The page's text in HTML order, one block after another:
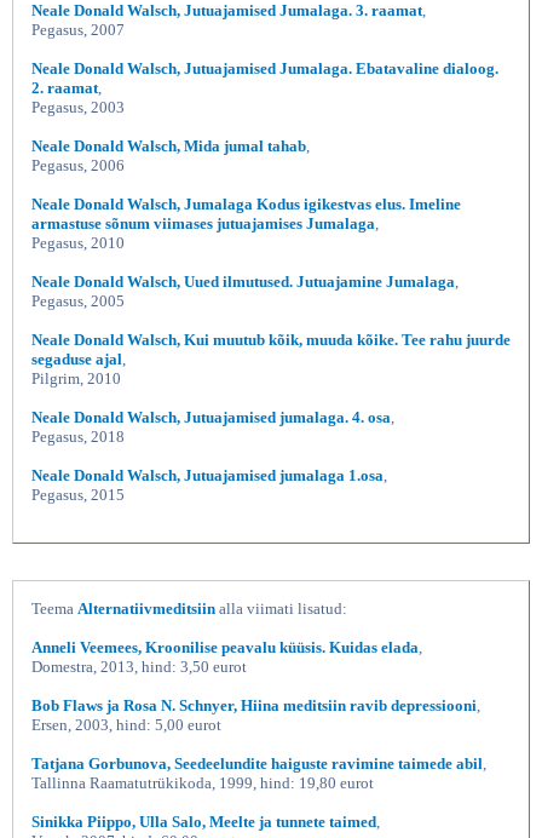
Neale Donald Walsch, Jutuajamised Jumalaga. 3. raamat,
Pegasus, 2007
Neale Donald Walsch, Jutuajamised Jumalaga. Ebatavaline dialoog.
2. raamat,
Pegasus, 2003
Neale Donald Walsch, Mida jumal tahab,
Pegasus, 2006
Neale Donald Walsch, Jumalaga Kodus igikestvas elus. Imeline
armastuse sõnum viimases jutuajamises Jumalaga,
Pegasus, 2010
Neale Donald Walsch, Uued ilmutused. Jutuajamine Jumalaga,
Pegasus, 2005
Neale Donald Walsch, Kui muutub kõik, muuda kõike. Tee rahu juurde
segaduse ajal,
Pilgrim, 2010
Neale Donald Walsch, Jutuajamised jumalaga. 4. osa,
Pegasus, 2018
Neale Donald Walsch, Jutuajamised jumalaga 1.osa,
Pegasus, 2015
Teema Alternatiivmeditsiin alla viimati lisatud:
Anneli Veemees, Kroonilise peavalu küüsis. Kuidas elada,
Domestra, 2013, hind: 3,50 eurot
Bob Flaws ja Rosa N. Schnyer, Hiina meditsiin ravib depressiooni,
Ersen, 2003, hind: 5,00 eurot
Tatjana Gorbunova, Seedeelundite haiguste ravimine taimede abil,
Tallinna Raamatutrükikoda, 1999, hind: 19,80 eurot
Sinikka Piippo, Ulla Salo, Meelte ja tunnete taimed,